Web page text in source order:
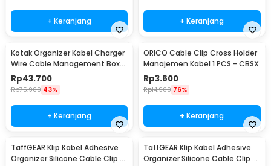
+ Keranjang + Keranjang
Kotak Organizer Kabel Charger
Wire Cable Management Box
Dustproof - FT-400
Rp43.700
Rp75.900 43%
+ Keranjang
ORICO Cable Clip Cross Holder
Manajemen Kabel 1 PCS - CBSX
Rp3.600
Rp14.900 76%
+ Keranjang
TaffGEAR Klip Kabel Adhesive
Organizer Silicone Cable Clip 5
TaffGEAR Klip Kabel Adhesive
Organizer Silicone Cable Clip 3